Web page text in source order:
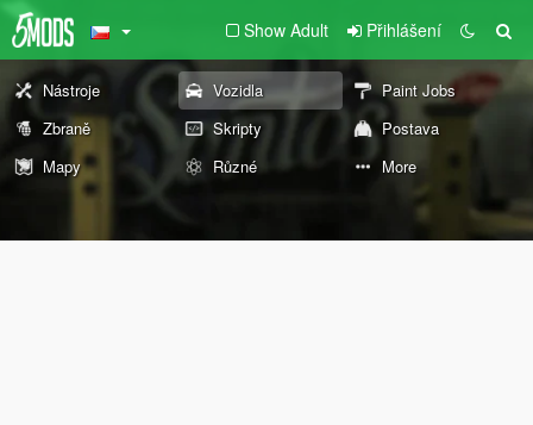
Show Adult Přihlášení
Nástroje Vozidla
Paint Jobs
Zbraně
Skripty
Postava
Mapy
Různé More